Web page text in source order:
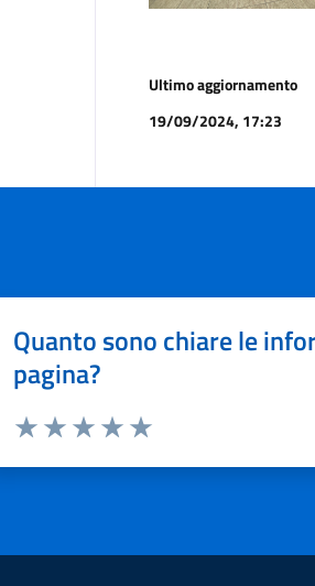
Ultimo aggiornamento
19/09/2024, 17:23
Quanto sono chiare le
pagina?